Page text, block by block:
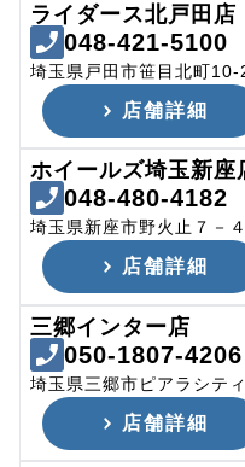
ライダース北戸田店
048-421-5100
埼玉県戸田市笹目北町10-
店舗詳細
ホイールズ埼玉新座
048-480-4182
埼玉県新座市野火止７－
店舗詳細
三郷インター店
050-1807-4206
埼玉県三郷市ピアラシテ
店舗詳細